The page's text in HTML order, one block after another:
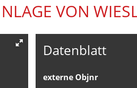
VON
Datenblatt
externe Objnr